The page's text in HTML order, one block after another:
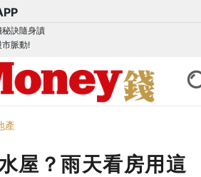
訣隨身讀
脈動!
產
屋？雨天看房用這